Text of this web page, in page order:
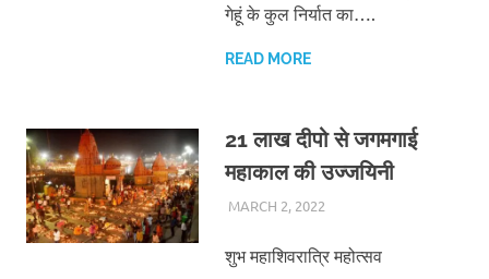
गेहूं के कुल निर्यात का….
READ MORE
21 लाख दीपो से जगमगाई
महाकाल की उज्जयिनी
MARCH 2, 2022
शुभ महाशिवरात्रि महोत्सव